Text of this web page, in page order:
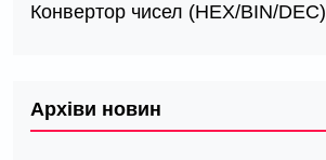
Конвертор чисел (HEX/BIN/DEC)
Архіви новин